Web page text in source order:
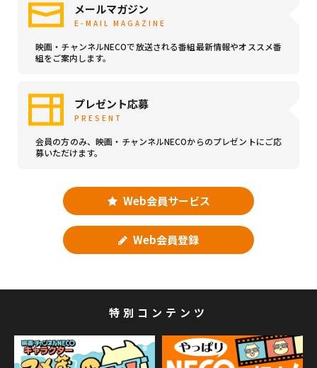
メールマガジン
E-MAIL MAGAZINE
映画・チャンネルNECOで放送される番組最新情報やオススメ番
組をご案内します。
プレゼント応募
PRESENT
会員の方のみ、映画・チャンネルNECOからのプレゼントにご応
募いただけます。
Web会員サービス
Web会員登録
特別コンテンツ